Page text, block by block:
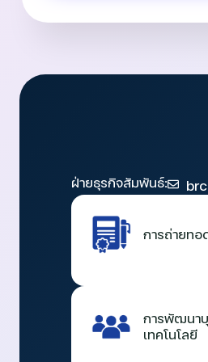
ฝ่ายธุรกิจสัมพันธ์:
การถ่ายทอ
การพัฒนา
เทคโนโลยี